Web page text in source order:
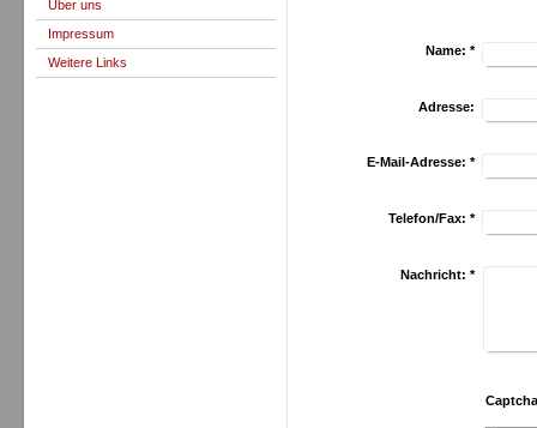
Über uns
Impressum
Weitere Links
Name: *
Adresse:
E-Mail-Adresse: *
Telefon/Fax: *
Nachricht: *